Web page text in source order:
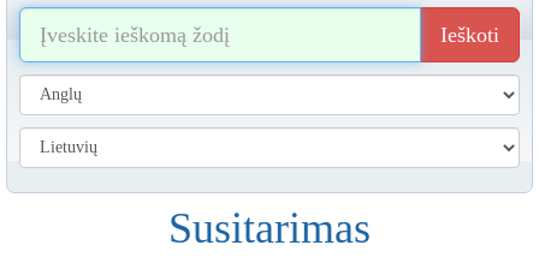
Ieškoti
Susitarimas